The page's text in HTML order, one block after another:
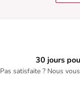
30 jours
Pas satisfaite ? Nous